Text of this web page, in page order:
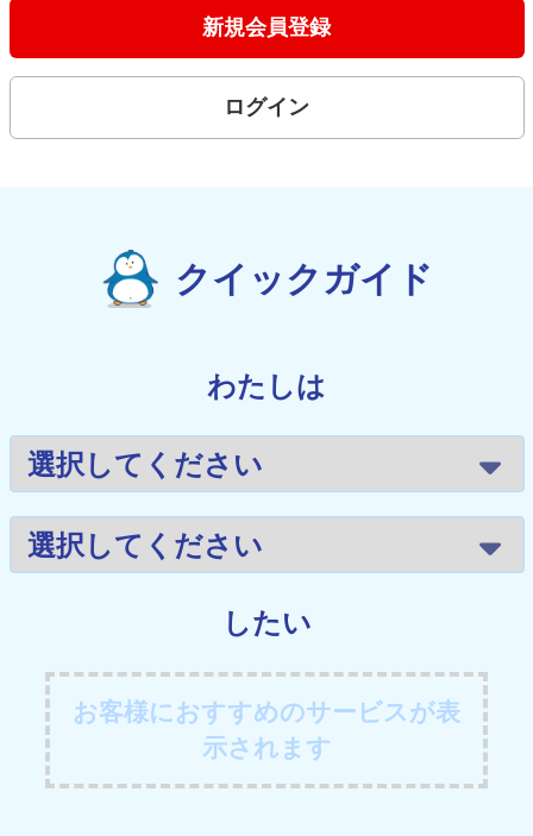
新規会員登録
ログイン
クイックガイド
わたしは
したい
お客様におすすめのサービスが表
示されます